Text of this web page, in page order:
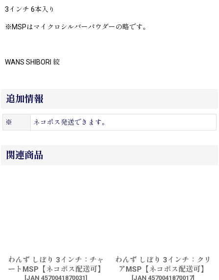
3インチ 6本入り
※MSPはマイクロシルバーパウダーの略です。
WANS SHIBORI 絞
追加情報
※ ネコポス発送できます。
関連商品
わんず しぼり 3インチ：チャ
ートMSP【ネコポス配送可】
[JAN 4570041870031]
わんず しぼり 3インチ：クリ
アMSP【ネコポス配送可】
[JAN 4570041870017]